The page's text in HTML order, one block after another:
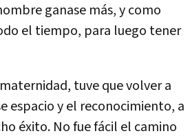
ganase más, y como
el tiempo, para luego tener
tuve que volver a
espacio y el reconocimiento, a
éxito. No fue fácil el camino